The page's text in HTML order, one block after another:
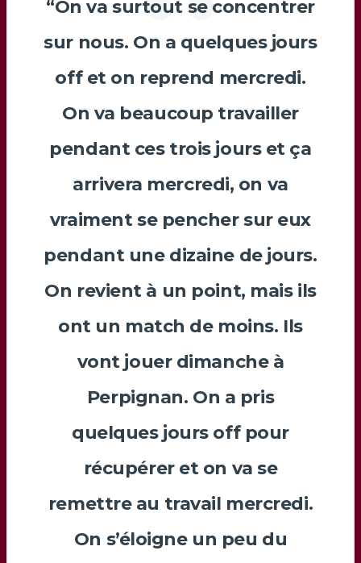
“On va surtout se concentrer
sur nous. On a quelques jours
off et on reprend mercredi.
On va beaucoup travailler
pendant ces trois jours et ça
arrivera mercredi, on va
vraiment se pencher sur eux
pendant une dizaine de jours.
On revient à un point, mais ils
ont un match de moins. Ils
vont jouer dimanche à
Perpignan. On a pris
quelques jours off pour
récupérer et on va se
remettre au travail mercredi.
On s’éloigne un peu du